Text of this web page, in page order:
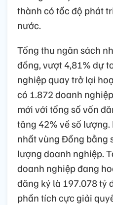
thành có tốc độ phát
nước.
Tổng thu ngân sách
đồng, vượt 4,81% dự
nghiệp quay trở lại
có 1.872 doanh
mới với tổng số vốn
tăng 42% về số
nhất vùng Đồng bằng
lượng doanh nghiệp.
doanh nghiệp đang
đăng ký là 197.078 tỷ
phần tích cực giải